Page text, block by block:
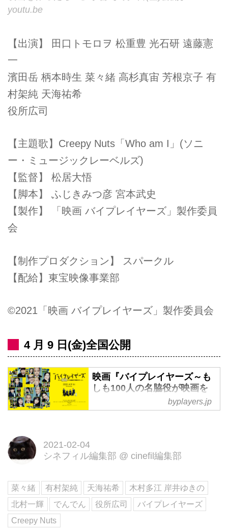
youtu.be
【出演】 田口トモロヲ 松重豊 光石研 遠藤憲
一
濱田岳 柄本時生 菜々緒 高杉真宙 芳根京子 有
村架純 天海祐希
役所広司
【主題歌】Creepy Nuts「Who am I」(ソニ
ー・ミュージックレーベルズ)
【監督】 松居大悟
【脚本】 ふじきみつ彦 宮本武史
【製作】 「映画 バイプレイヤーズ」製作委員
会
【制作プロダクション】 スパークル
【配給】東宝映像事業部
©2021「映画 バイプレイヤーズ」製作委員会
4 月 9 日(金)全国公開
映画『バイプレイヤーズ～も
しも100人の名脇役が映画を
作ったら』公式サイト
100人の名脇役が映画を作った
ショー
byplayers.jp
2021-02-04
シネフィル編集部 @ cinefil編集部
菜々緒 有村架純 天海祐希
木村多江 岸井ゆきの
北村一輝
でんでん 役所広司
バイプレイヤーズ
Creepy Nuts